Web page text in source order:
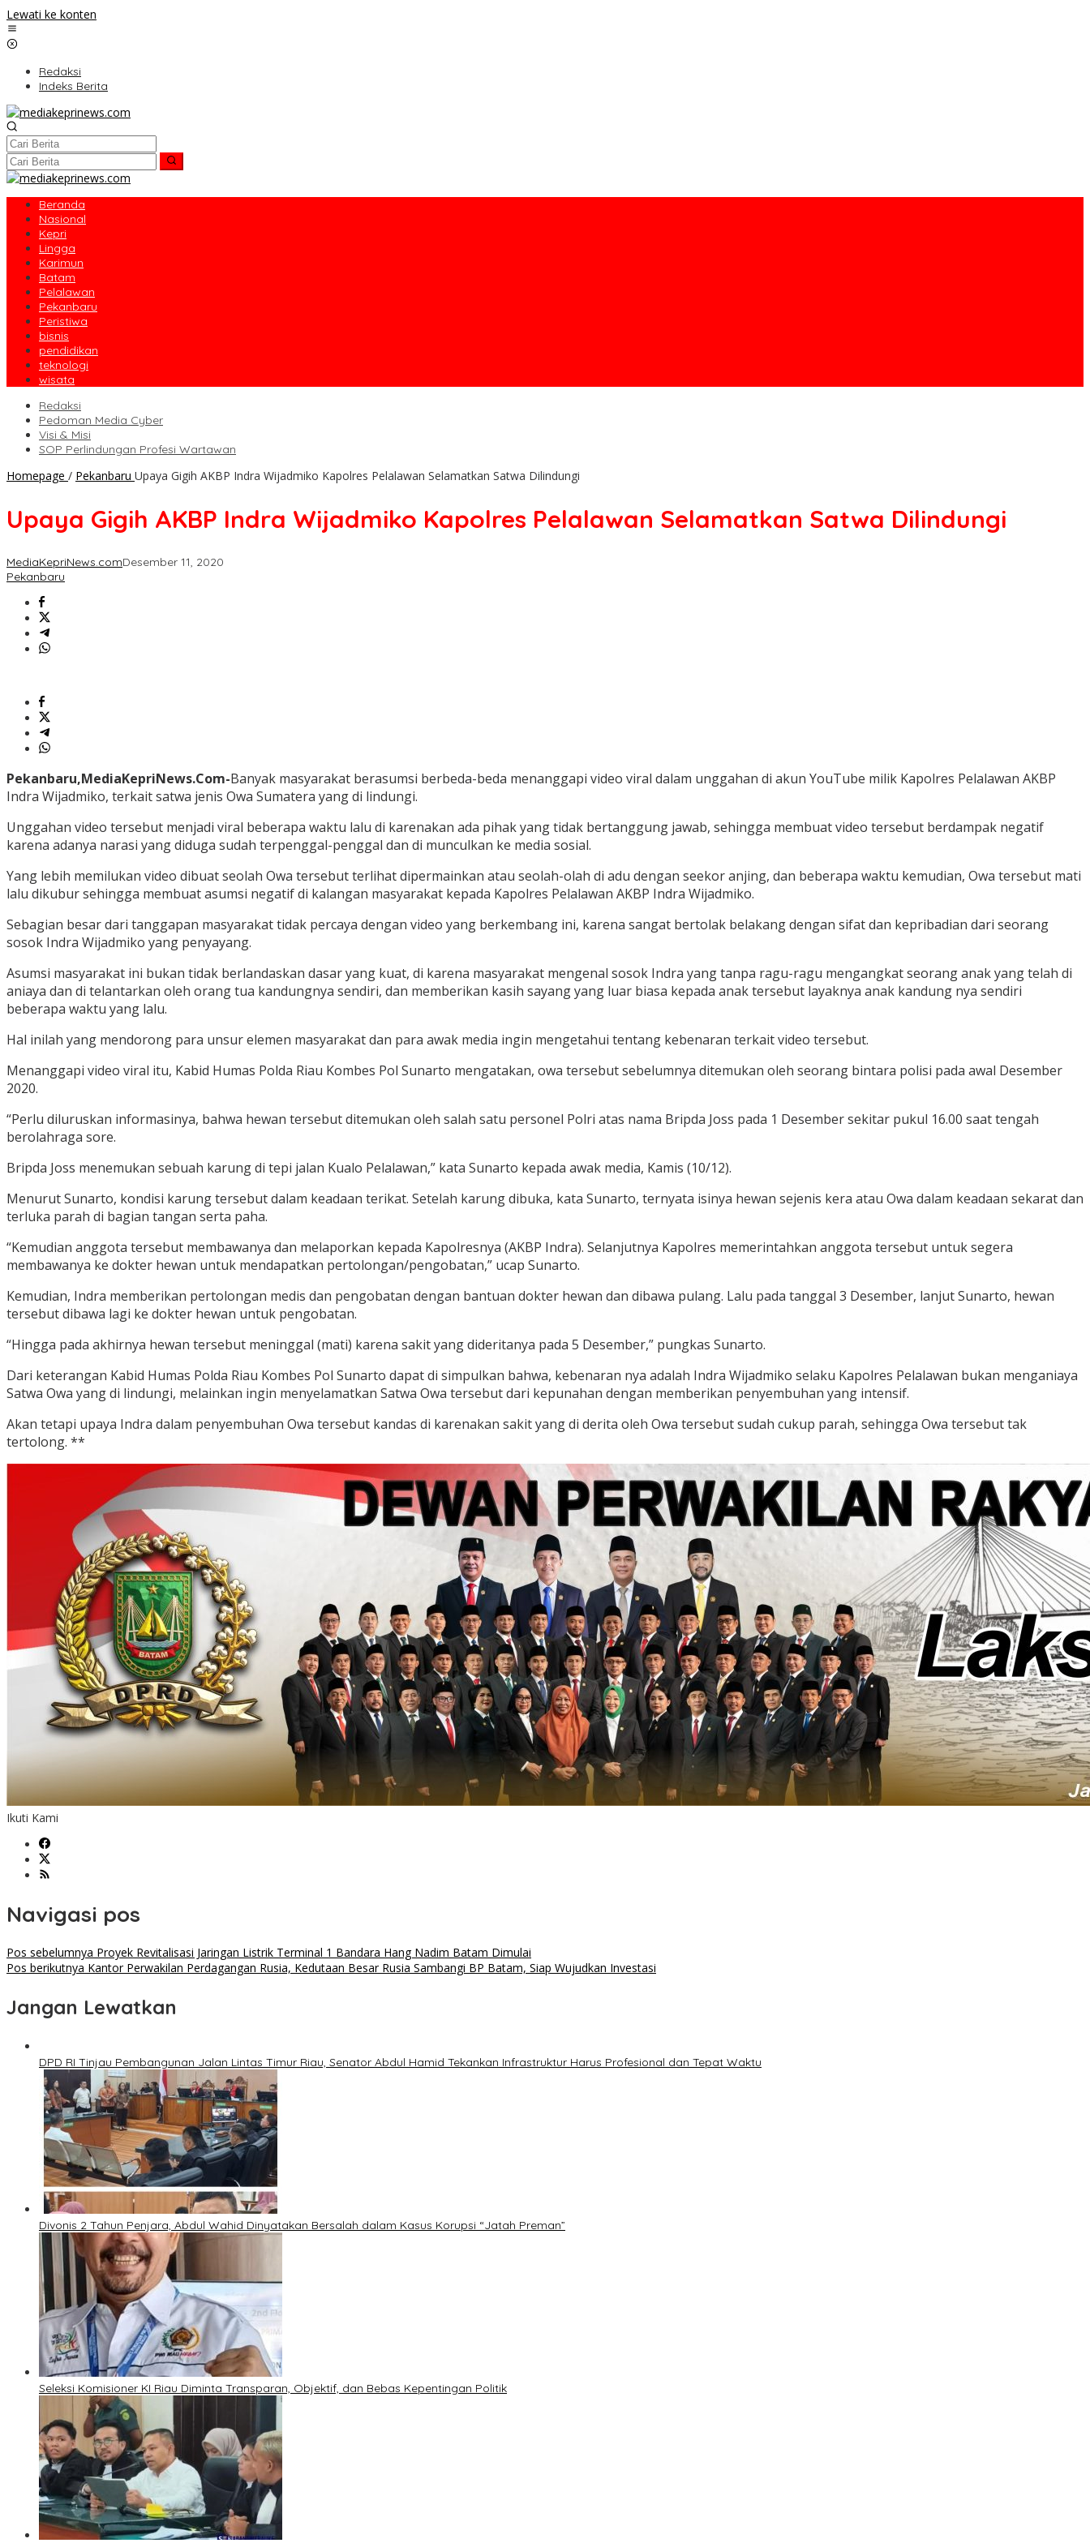
Lewati ke konten
Redaksi
Indeks Berita
Beranda
Nasional
Kepri
Lingga
Karimun
Batam
Pelalawan
Pekanbaru
Peristiwa
bisnis
pendidikan
teknologi
wisata
Redaksi
Pedoman Media Cyber
Visi & Misi
SOP Perlindungan Profesi Wartawan
Homepage / Pekanbaru Upaya Gigih AKBP Indra Wijadmiko Kapolres Pelalawan Selamatkan Satwa Dilindungi
Upaya Gigih AKBP Indra Wijadmiko Kapolres Pelalawan Selamatkan Satwa Dilindungi
MediaKepriNews.comDesember 11, 2020
Pekanbaru
Pekanbaru,MediaKepriNews.Com-Banyak masyarakat berasumsi berbeda-beda menanggapi video viral dalam unggahan di akun YouTube milik Kapolres Pelalawan AKBP
Indra Wijadmiko, terkait satwa jenis Owa Sumatera yang di lindungi.
Unggahan video tersebut menjadi viral beberapa waktu lalu di karenakan ada pihak yang tidak bertanggung jawab, sehingga membuat video tersebut berdampak negatif
karena adanya narasi yang diduga sudah terpenggal-penggal dan di munculkan ke media sosial.
Yang lebih memilukan video dibuat seolah Owa tersebut terlihat dipermainkan atau seolah-olah di adu dengan seekor anjing, dan beberapa waktu kemudian, Owa tersebut mati
lalu dikubur sehingga membuat asumsi negatif di kalangan masyarakat kepada Kapolres Pelalawan AKBP Indra Wijadmiko.
Sebagian besar dari tanggapan masyarakat tidak percaya dengan video yang berkembang ini, karena sangat bertolak belakang dengan sifat dan kepribadian dari seorang
sosok Indra Wijadmiko yang penyayang.
Asumsi masyarakat ini bukan tidak berlandaskan dasar yang kuat, di karena masyarakat mengenal sosok Indra yang tanpa ragu-ragu mengangkat seorang anak yang telah di
aniaya dan di telantarkan oleh orang tua kandungnya sendiri, dan memberikan kasih sayang yang luar biasa kepada anak tersebut layaknya anak kandung nya sendiri
beberapa waktu yang lalu.
Hal inilah yang mendorong para unsur elemen masyarakat dan para awak media ingin mengetahui tentang kebenaran terkait video tersebut.
Menanggapi video viral itu, Kabid Humas Polda Riau Kombes Pol Sunarto mengatakan, owa tersebut sebelumnya ditemukan oleh seorang bintara polisi pada awal Desember
2020.
“Perlu diluruskan informasinya, bahwa hewan tersebut ditemukan oleh salah satu personel Polri atas nama Bripda Joss pada 1 Desember sekitar pukul 16.00 saat tengah
berolahraga sore.
Bripda Joss menemukan sebuah karung di tepi jalan Kualo Pelalawan,” kata Sunarto kepada awak media, Kamis (10/12).
Menurut Sunarto, kondisi karung tersebut dalam keadaan terikat. Setelah karung dibuka, kata Sunarto, ternyata isinya hewan sejenis kera atau Owa dalam keadaan sekarat dan
terluka parah di bagian tangan serta paha.
“Kemudian anggota tersebut membawanya dan melaporkan kepada Kapolresnya (AKBP Indra). Selanjutnya Kapolres memerintahkan anggota tersebut untuk segera
membawanya ke dokter hewan untuk mendapatkan pertolongan/pengobatan,” ucap Sunarto.
Kemudian, Indra memberikan pertolongan medis dan pengobatan dengan bantuan dokter hewan dan dibawa pulang. Lalu pada tanggal 3 Desember, lanjut Sunarto, hewan
tersebut dibawa lagi ke dokter hewan untuk pengobatan.
“Hingga pada akhirnya hewan tersebut meninggal (mati) karena sakit yang dideritanya pada 5 Desember,” pungkas Sunarto.
Dari keterangan Kabid Humas Polda Riau Kombes Pol Sunarto dapat di simpulkan bahwa, kebenaran nya adalah Indra Wijadmiko selaku Kapolres Pelalawan bukan menganiaya
Satwa Owa yang di lindungi, melainkan ingin menyelamatkan Satwa Owa tersebut dari kepunahan dengan memberikan penyembuhan yang intensif.
Akan tetapi upaya Indra dalam penyembuhan Owa tersebut kandas di karenakan sakit yang di derita oleh Owa tersebut sudah cukup parah, sehingga Owa tersebut tak
tertolong. **
Ikuti Kami
Navigasi pos
Pos sebelumnya Proyek Revitalisasi Jaringan Listrik Terminal 1 Bandara Hang Nadim Batam Dimulai
Pos berikutnya Kantor Perwakilan Perdagangan Rusia, Kedutaan Besar Rusia Sambangi BP Batam, Siap Wujudkan Investasi
Jangan Lewatkan
DPD RI Tinjau Pembangunan Jalan Lintas Timur Riau, Senator Abdul Hamid Tekankan Infrastruktur Harus Profesional dan Tepat Waktu
Divonis 2 Tahun Penjara, Abdul Wahid Dinyatakan Bersalah dalam Kasus Korupsi “Jatah Preman”
Seleksi Komisioner KI Riau Diminta Transparan, Objektif, dan Bebas Kepentingan Politik